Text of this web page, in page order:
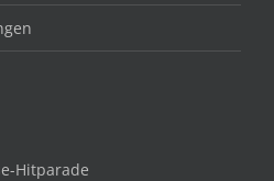
Hitparade